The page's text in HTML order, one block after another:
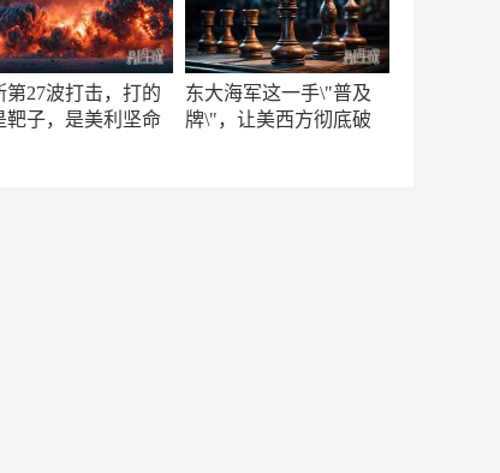
第27波打击，打的
靶子，是美利坚命
东大海军这一手\"普及
牌\"，让美西方彻底破